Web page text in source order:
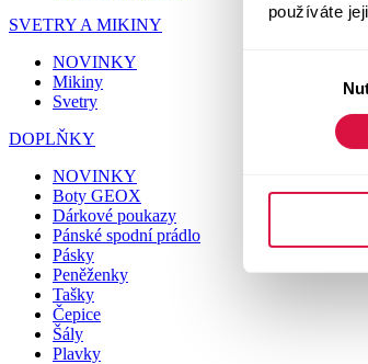
používáte
SVETRY A MIKINY
NOVINKY
Mikiny
Svetry
DOPLŇKY
NOVINKY
Boty GEOX
Dárkové poukazy
Pánské spodní prádlo
Pásky
Peněženky
Tašky
Čepice
Šály
Plavky